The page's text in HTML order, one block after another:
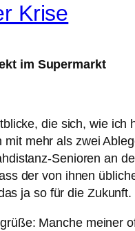
Krise
im Supermarkt
die sich, wie
mit mehr als zwei
Senioren an
der von ihnen
ja so für die
Manche meiner